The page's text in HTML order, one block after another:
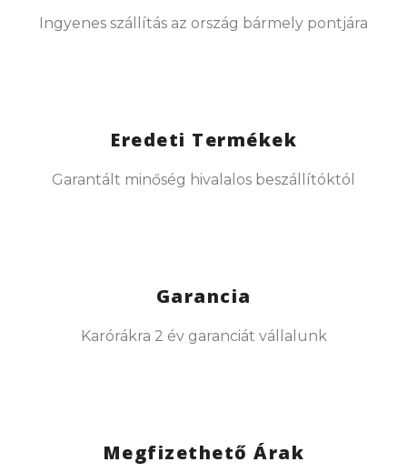
Ingyenes szállítás az ország bármely pontjára
Eredeti Termékek
Garantált minőség hivalalos beszállítóktól
Garancia
Karórákra 2 év garanciát vállalunk
Megfizethető Árak